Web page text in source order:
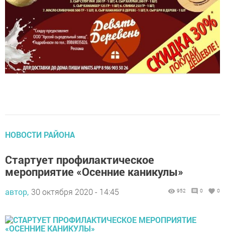
НОВОСТИ РАЙОНА
Стартует профилактическое
мероприятие «Осенние каникулы»
автор, 30 октября 2020 - 14:45 952 0 0